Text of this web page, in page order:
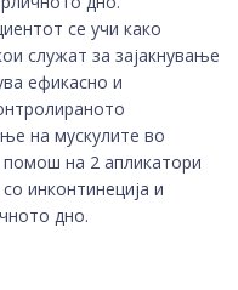
се учи како
служат за зајакнување
ефикасно и
на мускулите во
на 2 апликатори
инконтинеција и
дно.